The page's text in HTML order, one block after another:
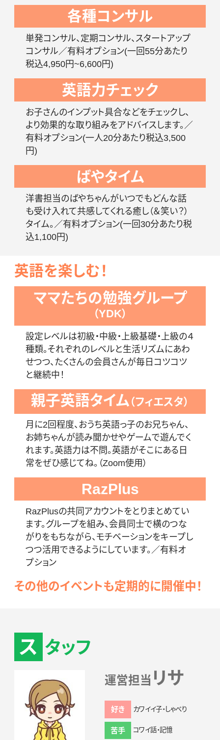
各種コンサル
単発コンサル、定期コンサル、スタートアップ
コンサル／有料オプション(一回55分あたり
税込4,950円~6,600円)
英語力チェック
お子さんのインプット具合などをチェックし、
より効果的な取り組みをアドバイスします。／
有料オプション(一人20分あたり税込3,500
円)
ばやタイム
洋書担当のばやちゃんがいつでもどんな話
も受け入れて共感してくれる癒し（＆笑い？）
タイム。／有料オプション(一回30分あたり税
込1,100円)
英語を楽しむ！
ママたちの勉強グループ
（YDK）
設定レベルは初級・中級・上級基礎・上級の４
種類。それぞれのレベルと生活リズムにあわ
せつつ、たくさんの会員さんが毎日コツコツ
と継続中！
親子英語タイム （フィエスタ）
月に2回程度、おうち英語っ子のお兄ちゃん、
お姉ちゃんが読み聞かせやゲームで遊んでく
れます。英語力は不問。英語がそこにある日
常をぜひ感じてね。（Zoom使用）
RazPlus
RazPlusの共同アカウントをとりまとめてい
ます。グループを組み、会員同士で横のつな
がりをもちながら、モチベーションをキープし
つつ活用できるようにしています。／有料オ
プション
その他のイベントも定期的に開催中！
ス タッフ
運営担当 リサ
好き カワイイ子・しゃべり
苦手 コワイ話・記憶